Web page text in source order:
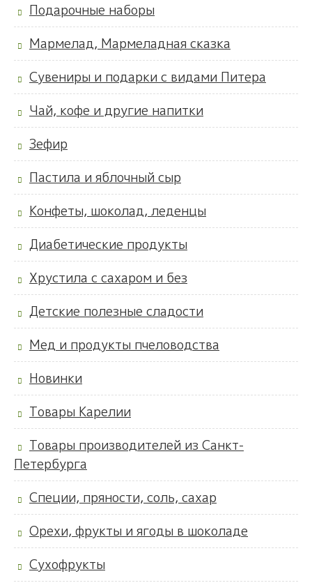
Подарочные наборы
Мармелад, Мармеладная сказка
Сувениры и подарки с видами Питера
Чай, кофе и другие напитки
Зефир
Пастила и яблочный сыр
Конфеты, шоколад, леденцы
Диабетические продукты
Хрустила с сахаром и без
Детские полезные сладости
Мед и продукты пчеловодства
Новинки
Товары Карелии
Товары производителей из Санкт-
Петербурга
Специи, пряности, соль, сахар
Орехи, фрукты и ягоды в шоколаде
Сухофрукты